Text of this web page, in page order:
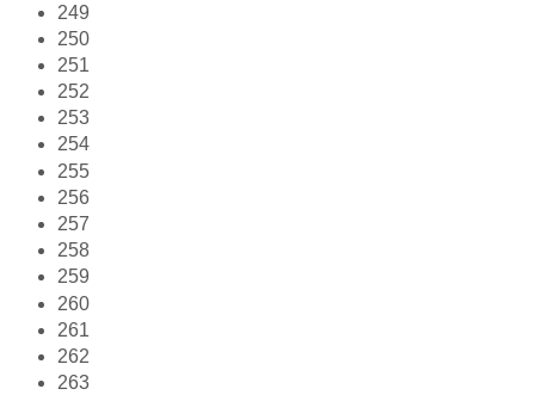
249
250
251
252
253
254
255
256
257
258
259
260
261
262
263